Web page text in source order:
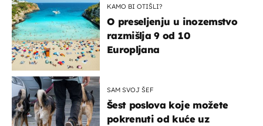
KAMO BI OTIŠLI?
O preseljenju u inozemstvo
razmišlja 9 od 10
Europljana
SAM SVOJ ŠEF
Šest poslova koje možete
pokrenuti od kuće uz